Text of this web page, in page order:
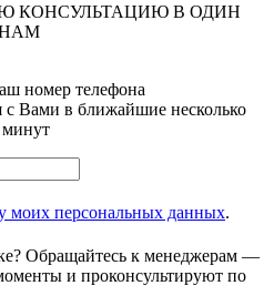
КОНСУЛЬТАЦИЮ В ОДИН
номер телефона
Вами в ближайшие несколько
минут
моих персональных данных.
Обращайтесь к менеджерам —
и проконсультируют по